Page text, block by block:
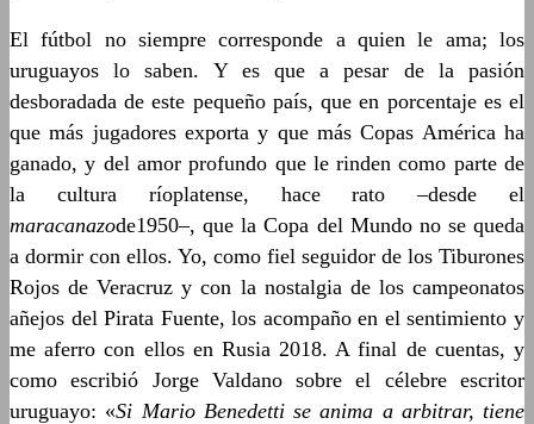
El fútbol no siempre corresponde a quien le ama; los
uruguayos lo saben. Y es que a pesar de la pasión
desboradada de este pequeño país, que en porcentaje es el
que más jugadores exporta y que más Copas América ha
ganado, y del amor profundo que le rinden como parte de
la cultura ríoplatense, hace rato –desde el
maracanazode1950–, que la Copa del Mundo no se queda
a dormir con ellos. Yo, como fiel seguidor de los Tiburones
Rojos de Veracruz y con la nostalgia de los campeonatos
añejos del Pirata Fuente, los acompaño en el sentimiento y
me aferro con ellos en Rusia 2018. A final de cuentas, y
como escribió Jorge Valdano sobre el célebre escritor
uruguayo: «Si Mario Benedetti se anima a arbitrar, tiene